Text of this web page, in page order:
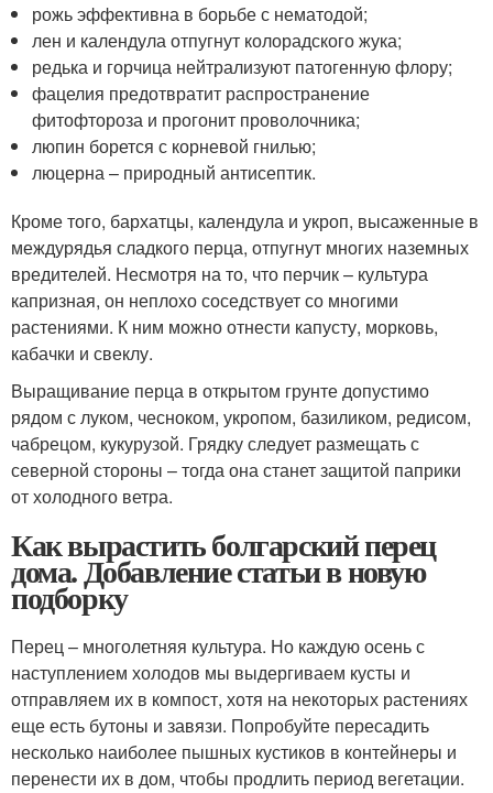
рожь эффективна в борьбе с нематодой;
лен и календула отпугнут колорадского жука;
редька и горчица нейтрализуют патогенную флору;
фацелия предотвратит распространение
фитофтороза и прогонит проволочника;
люпин борется с корневой гнилью;
люцерна – природный антисептик.
Кроме того, бархатцы, календула и укроп, высаженные в
междурядья сладкого перца, отпугнут многих наземных
вредителей. Несмотря на то, что перчик – культура
капризная, он неплохо соседствует со многими
растениями. К ним можно отнести капусту, морковь,
кабачки и свеклу.
Выращивание перца в открытом грунте допустимо
рядом с луком, чесноком, укропом, базиликом, редисом,
чабрецом, кукурузой. Грядку следует размещать с
северной стороны – тогда она станет защитой паприки
от холодного ветра.
Как вырастить болгарский перец
дома. Добавление статьи в новую
подборку
Перец – многолетняя культура. Но каждую осень с
наступлением холодов мы выдергиваем кусты и
отправляем их в компост, хотя на некоторых растениях
еще есть бутоны и завязи. Попробуйте пересадить
несколько наиболее пышных кустиков в контейнеры и
перенести их в дом, чтобы продлить период вегетации.